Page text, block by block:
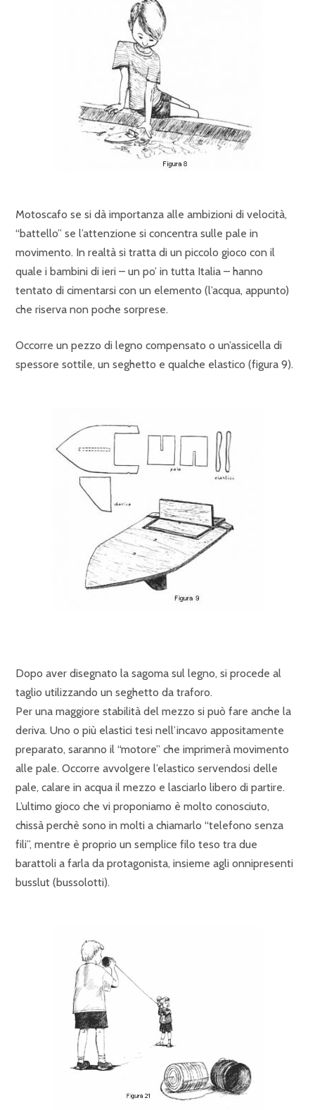
Motoscafo se si dà importanza alle ambizioni di velocità,
“battello” se l’attenzione si concentra sulle pale in
movimento. In realtà si tratta di un piccolo gioco con il
quale i bambini di ieri – un po’ in tutta Italia – hanno
tentato di cimentarsi con un elemento (l’acqua, appunto)
che riserva non poche sorprese.
Occorre un pezzo di legno compensato o un’assicella di
spessore sottile, un seghetto e qualche elastico (figura 9).
Dopo aver disegnato la sagoma sul legno, si procede al
taglio utilizzando un seghetto da traforo.
Per una maggiore stabilità del mezzo si può fare anche la
deriva. Uno o più elastici tesi nell’incavo appositamente
preparato, saranno il “motore” che imprimerà movimento
alle pale. Occorre avvolgere l’elastico servendosi delle
pale, calare in acqua il mezzo e lasciarlo libero di partire.
L’ultimo gioco che vi proponiamo è molto conosciuto,
chissà perchè sono in molti a chiamarlo “telefono senza
fili”, mentre è proprio un semplice filo teso tra due
barattoli a farla da protagonista, insieme agli onnipresenti
busslut (bussolotti).